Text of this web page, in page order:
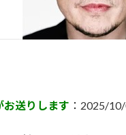
お送りします ：2025/